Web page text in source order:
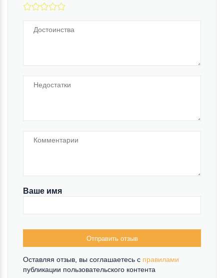
Ваше имя
Отправить отзыв
Оставляя отзыв, вы соглашаетесь c правилами
публикации пользовательского контента